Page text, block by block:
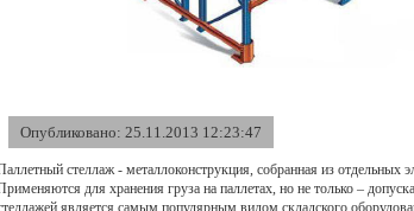
Опубликовано: 25.11.2013 12:23:47
стеллаж - металлоконструкция, собранная из
для хранения груза на паллетах, но не только –
является самым популярным видом складского